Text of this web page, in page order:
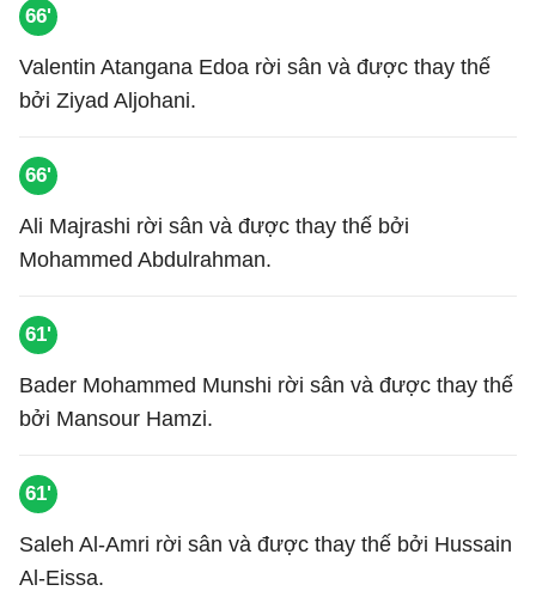
66'
Valentin Atangana Edoa rời sân và được thay thế
bởi Ziyad Aljohani.
66'
Ali Majrashi rời sân và được thay thế bởi
Mohammed Abdulrahman.
61'
Bader Mohammed Munshi rời sân và được thay thế
bởi Mansour Hamzi.
61'
Saleh Al-Amri rời sân và được thay thế bởi Hussain
Al-Eissa.